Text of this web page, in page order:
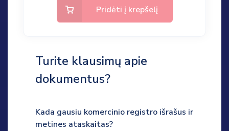
Pridėti į krepšelį
Turite klausimų apie
dokumentus?
Kada gausiu komercinio registro išrašus ir
metines ataskaitas?